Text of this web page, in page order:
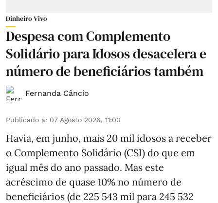
Dinheiro Vivo
Despesa com Complemento
Solidário para Idosos desacelera e
número de beneficiários também
Fernanda Câncio
Publicado a: 07 Agosto 2026, 11:00
Havia, em junho, mais 20 mil idosos a receber
o Complemento Solidário (CSI) do que em
igual mês do ano passado. Mas este
acréscimo de quase 10% no número de
beneficiários (de 225 543 mil para 245 532